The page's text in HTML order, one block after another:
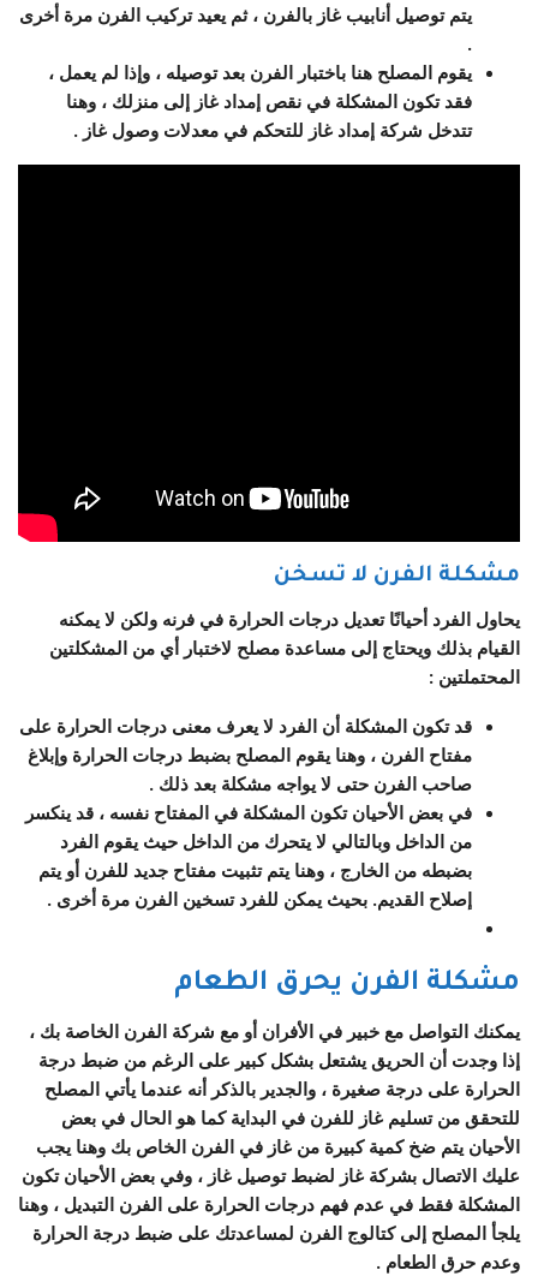
يتم توصيل أنابيب غاز بالفرن ، ثم يعيد تركيب الفرن مرة أخرى
.
يقوم المصلح هنا باختبار الفرن بعد توصيله ، وإذا لم يعمل ،
فقد تكون المشكلة في نقص إمداد غاز إلى منزلك ، وهنا
تتدخل شركة إمداد غاز للتحكم في معدلات وصول غاز .
مشكلة الفرن لا تسخن
يحاول الفرد أحيانًا تعديل درجات الحرارة في فرنه ولكن لا يمكنه
القيام بذلك ويحتاج إلى مساعدة مصلح لاختبار أي من المشكلتين
المحتملتين :
قد تكون المشكلة أن الفرد لا يعرف معنى درجات الحرارة على
مفتاح الفرن ، وهنا يقوم المصلح بضبط درجات الحرارة وإبلاغ
صاحب الفرن حتى لا يواجه مشكلة بعد ذلك .
في بعض الأحيان تكون المشكلة في المفتاح نفسه ، قد ينكسر
من الداخل وبالتالي لا يتحرك من الداخل حيث يقوم الفرد
بضبطه من الخارج ، وهنا يتم تثبيت مفتاح جديد للفرن أو يتم
إصلاح القديم. بحيث يمكن للفرد تسخين الفرن مرة أخرى .
مشكلة الفرن يحرق الطعام
يمكنك التواصل مع خبير في الأفران أو مع شركة الفرن الخاصة بك ،
إذا وجدت أن الحريق يشتعل بشكل كبير على الرغم من ضبط درجة
الحرارة على درجة صغيرة ، والجدير بالذكر أنه عندما يأتي المصلح
للتحقق من تسليم غاز للفرن في البداية كما هو الحال في بعض
الأحيان يتم ضخ كمية كبيرة من غاز في الفرن الخاص بك وهنا يجب
عليك الاتصال بشركة غاز لضبط توصيل غاز ، وفي بعض الأحيان تكون
المشكلة فقط في عدم فهم درجات الحرارة على الفرن التبديل ، وهنا
يلجأ المصلح إلى كتالوج الفرن لمساعدتك على ضبط درجة الحرارة
وعدم حرق الطعام .